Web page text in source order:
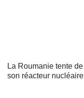
La Roumanie tente
son réacteur